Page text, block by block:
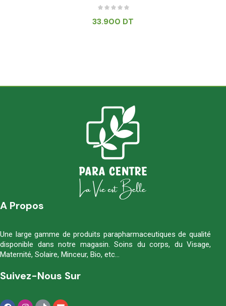
33.900 DT
A Propos
Une large gamme de produits parapharmaceutiques de qualité
disponible dans notre magasin. Soins du corps, du Visage,
Maternité, Solaire, Minceur, Bio, etc…
Suivez-Nous Sur